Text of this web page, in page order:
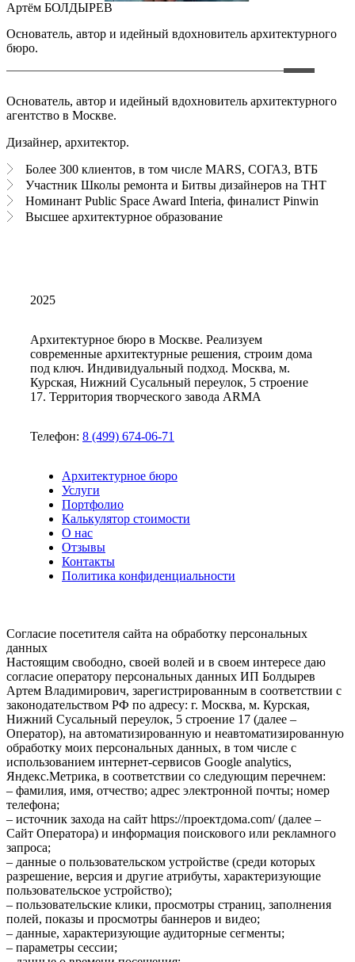
Артём БОЛДЫРЕВ
Основатель, автор и идейный вдохновитель архитектурного
бюро.
Основатель, автор и идейный вдохновитель архитектурного
агентство в Москве.
Дизайнер, архитектор.
Более 300 клиентов, в том числе MARS, СОГАЗ, ВТБ
Участник Школы ремонта и Битвы дизайнеров на ТНТ
Номинант Public Space Award Interia, финалист Pinwin
Высшее архитектурное образование
2025
Архитектурное бюро в Москве. Реализуем
современные архитектурные решения, строим дома
под ключ. Индивидуальный подход. Москва, м.
Курская, Нижний Сусальный переулок, 5 строение
17. Территория творческого завода ARMA
Телефон: 8 (499) 674-06-71
Архитектурное бюро
Услуги
Портфолио
Калькулятор стоимости
О нас
Отзывы
Контакты
Политика конфиденциальности
Согласие посетителя сайта на обработку персональных
данных
Настоящим свободно, своей волей и в своем интересе даю
согласие оператору персональных данных ИП Болдырев
Артем Владимирович, зарегистрированным в соответствии с
законодательством РФ по адресу: г. Москва, м. Курская,
Нижний Сусальный переулок, 5 строение 17 (далее –
Оператор), на автоматизированную и неавтоматизированную
обработку моих персональных данных, в том числе с
использованием интернет-сервисов Google analytics,
Яндекс.Метрика, в соответствии со следующим перечнем:
– фамилия, имя, отчество; адрес электронной почты; номер
телефона;
– источник захода на сайт https://проектдома.com/ (далее –
Сайт Оператора) и информация поискового или рекламного
запроса;
– данные о пользовательском устройстве (среди которых
разрешение, версия и другие атрибуты, характеризующие
пользовательское устройство);
– пользовательские клики, просмотры страниц, заполнения
полей, показы и просмотры баннеров и видео;
– данные, характеризующие аудиторные сегменты;
– параметры сессии;